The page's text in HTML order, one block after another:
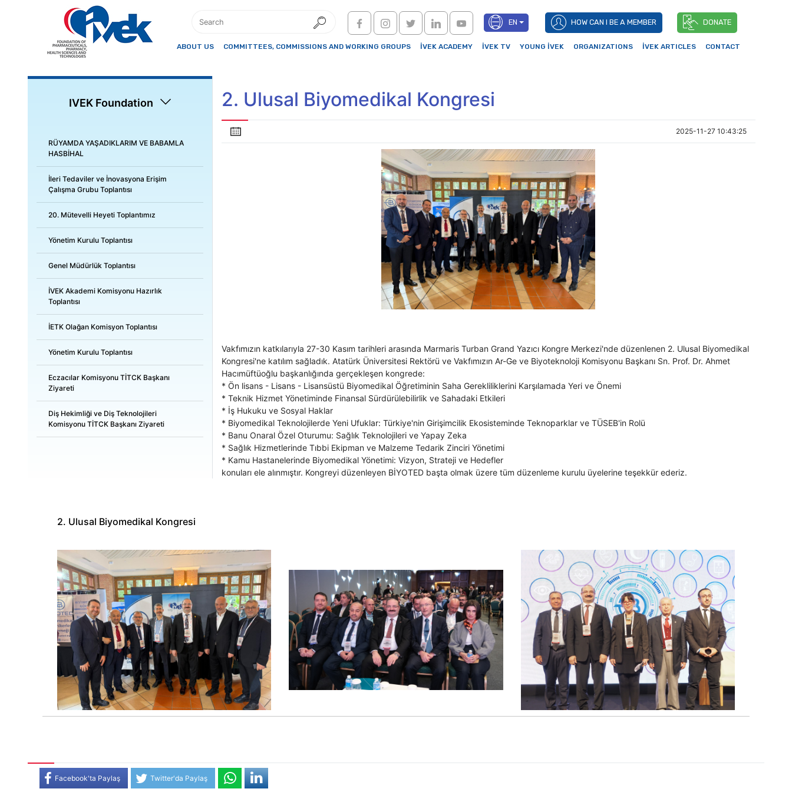
EN HOW CAN I BE A MEMBER DONATE
ABOUT US COMMITTEES, COMMISSIONS AND WORKING GROUPS İVEK ACADEMY İVEK TV YOUNG İVEK ORGANIZATIONS İVEK ARTICLES CONTACT
IVEK Foundation
RÜYAMDA YAŞADIKLARIM VE BABAMLA
HASBİHAL
İleri Tedaviler ve İnovasyona Erişim
Çalışma Grubu Toplantısı
20. Mütevelli Heyeti Toplantımız
Yönetim Kurulu Toplantısı
Genel Müdürlük Toplantısı
İVEK Akademi Komisyonu Hazırlık
Toplantısı
İETK Olağan Komisyon Toplantısı
Yönetim Kurulu Toplantısı
Eczacılar Komisyonu TİTCK Başkanı
Ziyareti
Diş Hekimliği ve Diş Teknolojileri
Komisyonu TİTCK Başkanı Ziyareti
2. Ulusal Biyomedikal Kongresi
2025-11-27 10:43:25
Vakfımızın katkılarıyla 27-30 Kasım tarihleri arasında Marmaris Turban Grand Yazıcı Kongre Merkezi'nde düzenlenen 2. Ulusal Biyomedikal
Kongresi'ne katılım sağladık. Atatürk Üniversitesi Rektörü ve Vakfımızın Ar-Ge ve Biyoteknoloji Komisyonu Başkanı Sn. Prof. Dr. Ahmet
Hacımüftüoğlu başkanlığında gerçekleşen kongrede:
* Ön lisans - Lisans - Lisansüstü Biyomedikal Öğretiminin Saha Gerekliliklerini Karşılamada Yeri ve Önemi
* Teknik Hizmet Yönetiminde Finansal Sürdürülebilirlik ve Sahadaki Etkileri
* İş Hukuku ve Sosyal Haklar
* Biyomedikal Teknolojilerde Yeni Ufuklar: Türkiye'nin Girişimcilik Ekosisteminde Teknoparklar ve TÜSEB'in Rolü
* Banu Onaral Özel Oturumu: Sağlık Teknolojileri ve Yapay Zeka
* Sağlık Hizmetlerinde Tıbbi Ekipman ve Malzeme Tedarik Zinciri Yönetimi
* Kamu Hastanelerinde Biyomedikal Yönetimi: Vizyon, Strateji ve Hedefler
konuları ele alınmıştır. Kongreyi düzenleyen BİYOTED başta olmak üzere tüm düzenleme kurulu üyelerine teşekkür ederiz.
2. Ulusal Biyomedikal Kongresi
Facebook'ta Paylaş Twitter'da Paylaş